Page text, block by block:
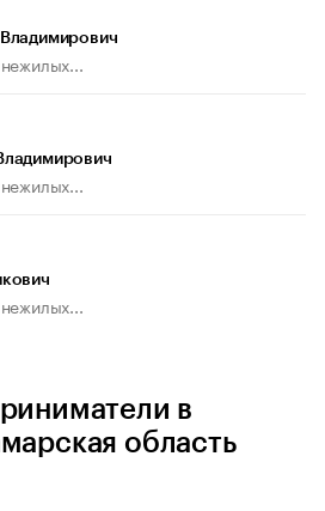
в
область